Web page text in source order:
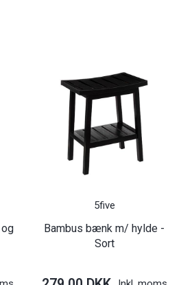
5five
Bambus bænk m/ hylde -
Sort